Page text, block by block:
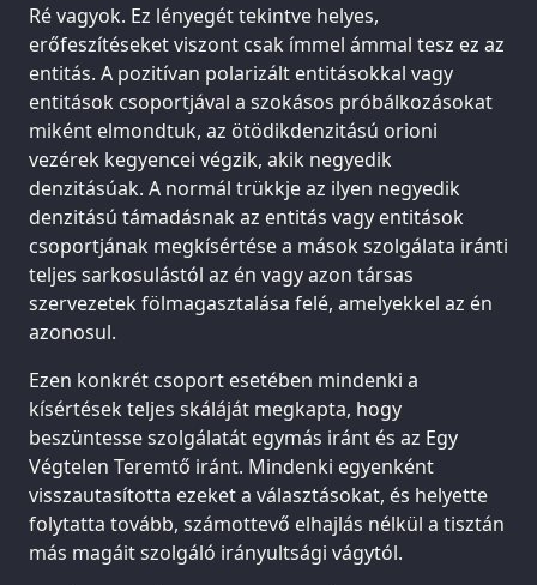
Ré vagyok. Ez lényegét tekintve helyes,
erőfeszítéseket viszont csak ímmel ámmal tesz ez az
entitás. A pozitívan polarizált entitásokkal vagy
entitások csoportjával a szokásos próbálkozásokat
miként elmondtuk, az ötödikdenzitású orioni
vezérek kegyencei végzik, akik negyedik
denzitásúak. A normál trükkje az ilyen negyedik
denzitású támadásnak az entitás vagy entitások
csoportjának megkísértése a mások szolgálata iránti
teljes sarkosulástól az én vagy azon társas
szervezetek fölmagasztalása felé, amelyekkel az én
azonosul.
Ezen konkrét csoport esetében mindenki a
kísértések teljes skáláját megkapta, hogy
beszüntesse szolgálatát egymás iránt és az Egy
Végtelen Teremtő iránt. Mindenki egyenként
visszautasította ezeket a választásokat, és helyette
folytatta tovább, számottevő elhajlás nélkül a tisztán
más magáit szolgáló irányultsági vágytól.